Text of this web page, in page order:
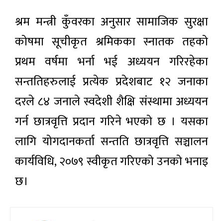
श्रम मन्त्री कुँवरका अनुसार सामाजिक सुरक्षा
कोषमा सूचीकृत श्रमिकका स्नातक तहको
प्रथम वर्षमा भर्ना भई अध्ययन गरिरहेका
सन्ततिहरुलाई प्रत्येक प्रदेशबाट १२ जनाका
दरले ८४ जनाले स्वदेशी शैक्षि संस्थामा अध्ययन
गर्न छात्रवृत्ति प्रदान गरिने भएको छ । यसका
लागि योगदानकर्ता सन्तति छात्रवृत्ति सञ्चालन
कार्यविधि, २०७९ स्वीकृत गरिएको उनको भनाइ
छ।